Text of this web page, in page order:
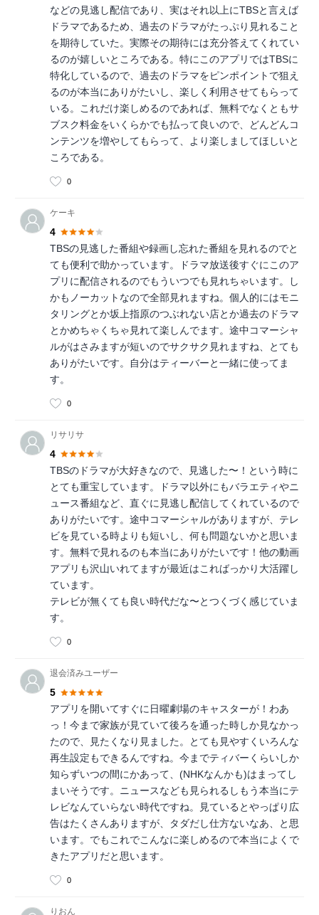
などの見逃し配信であり、実はそれ以上にTBSと言えば
ドラマであるため、過去のドラマがたっぷり見れること
を期待していた。実際その期待には充分答えてくれてい
るのが嬉しいところである。特にこのアプリではTBSに
特化しているので、過去のドラマをピンポイントで狙え
るのが本当にありがたいし、楽しく利用させてもらって
いる。これだけ楽しめるのであれば、無料でなくともサ
ブスク料金をいくらかでも払って良いので、どんどんコ
ンテンツを増やしてもらって、より楽しましてほしいと
ころである。
0
ケーキ
4
TBSの見逃した番組や録画し忘れた番組を見れるのでと
ても便利で助かっています。ドラマ放送後すぐにこのア
プリに配信されるのでもういつでも見れちゃいます。し
かもノーカットなので全部見れますね。個人的にはモニ
タリングとか坂上指原のつぶれない店とか過去のドラマ
とかめちゃくちゃ見れて楽しんでます。途中コマーシャ
ルがはさみますが短いのでサクサク見れますね、とても
ありがたいです。自分はティーバーと一緒に使ってま
す。
0
リサリサ
4
TBSのドラマが大好きなので、見逃した〜！という時に
とても重宝しています。ドラマ以外にもバラエティやニ
ュース番組など、直ぐに見逃し配信してくれているので
ありがたいです。途中コマーシャルがありますが、テレ
ビを見ている時よりも短いし、何も問題ないかと思いま
す。無料で見れるのも本当にありがたいです！他の動画
アプリも沢山いれてますが最近はこればっかり大活躍し
ています。
テレビが無くても良い時代だな〜とつくづく感じていま
す。
0
退会済みユーザー
5
アプリを開いてすぐに日曜劇場のキャスターが！わあ
っ！今まで家族が見ていて後ろを通った時しか見なかっ
たので、見たくなり見ました。とても見やすくいろんな
再生設定もできるんですね。今までティバーくらいしか
知らずいつの間にかあって、(NHKなんかも)はまってし
まいそうです。ニュースなども見られるしもう本当にテ
レビなんていらない時代ですね。見ているとやっぱり広
告はたくさんありますが、タダだし仕方ないなあ、と思
います。でもこれでこんなに楽しめるので本当によくで
きたアプリだと思います。
0
りおん